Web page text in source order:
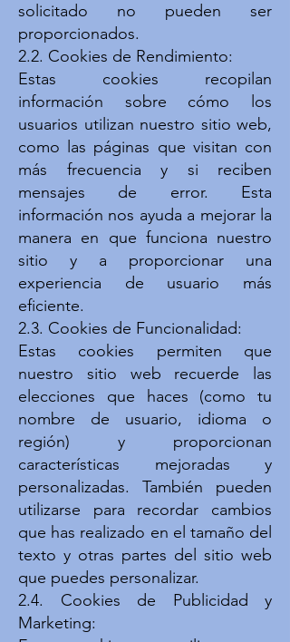
solicitado no pueden ser
proporcionados.
2.2. Cookies de Rendimiento:
Estas cookies recopilan
información sobre cómo los
usuarios utilizan nuestro sitio web,
como las páginas que visitan con
más frecuencia y si reciben
mensajes de error. Esta
información nos ayuda a mejorar la
manera en que funciona nuestro
sitio y a proporcionar una
experiencia de usuario más
eficiente.
2.3. Cookies de Funcionalidad:
Estas cookies permiten que
nuestro sitio web recuerde las
elecciones que haces (como tu
nombre de usuario, idioma o
región) y proporcionan
características mejoradas y
personalizadas. También pueden
utilizarse para recordar cambios
que has realizado en el tamaño del
texto y otras partes del sitio web
que puedes personalizar.
2.4. Cookies de Publicidad y
Marketing: